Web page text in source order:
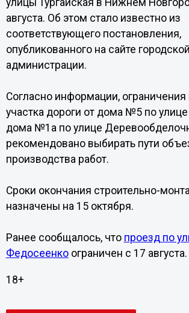
улицы Тургайская в Нижнем
августа. Об этом стало известно из
соответствующего постановления,
опубликованного на сайте городской
администрации.
Согласно информации, ограничения
участка дороги от дома №5 по улице
дома №1а по улице
рекомендовано выбирать пути
производства работ.
Сроки окончания строительно-
назначены на 15 октября.
Ранее сообщалось, что проезд по
Федосеенкоограничен с 17 августа.
18+